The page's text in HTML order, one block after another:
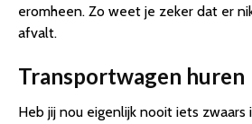
eromheen. Zo weet je zeker dat er
afvalt.
Transportwagen huren
Heb jij nou eigenlijk nooit iets zwaars